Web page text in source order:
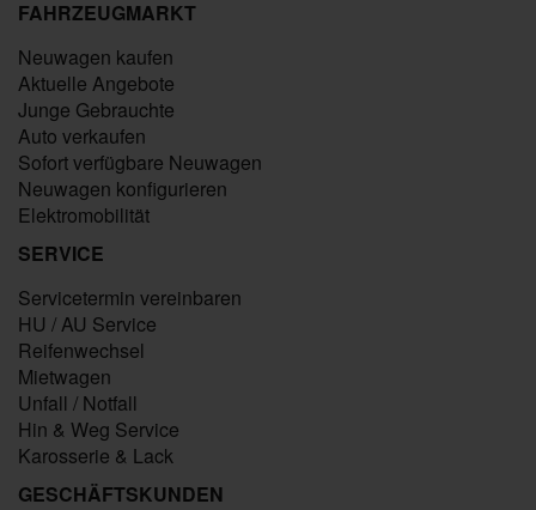
FAHRZEUGMARKT
Neuwagen kaufen
Aktuelle Angebote
Junge Gebrauchte
Auto verkaufen
Sofort verfügbare Neuwagen
Neuwagen konfigurieren
Elektromobilität
SERVICE
Servicetermin vereinbaren
HU / AU Service
Reifenwechsel
Mietwagen
Unfall / Notfall
Hin & Weg Service
Karosserie & Lack
GESCHÄFTSKUNDEN